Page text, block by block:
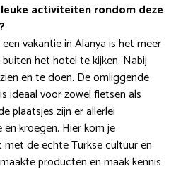
activiteiten rondom deze
vakantie in Alanya is het meer
het hotel te kijken. Nabij
en te doen. De omliggende
ideaal voor zowel fietsen als
plaatsjes zijn er allerlei
kroegen. Hier kom je
de echte Turkse cultuur en
producten en maak kennis